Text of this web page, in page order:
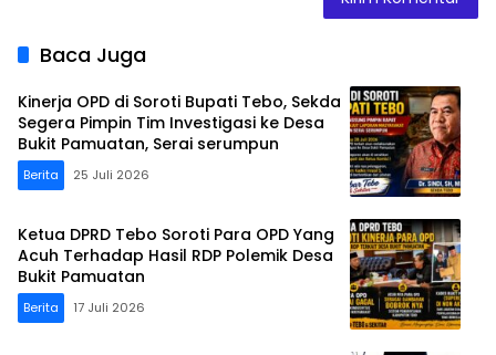
Baca Juga
Kinerja OPD di Soroti Bupati Tebo, Sekda
Segera Pimpin Tim Investigasi ke Desa
Bukit Pamuatan, Serai serumpun
Berita 25 Juli 2026
Ketua DPRD Tebo Soroti Para OPD Yang
Acuh Terhadap Hasil RDP Polemik Desa
Bukit Pamuatan
Berita 17 Juli 2026